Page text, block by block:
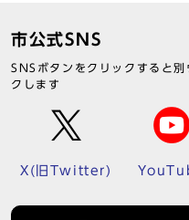
市公式SNS
SNSボタンをクリックすると
クします
X(旧Twitter)